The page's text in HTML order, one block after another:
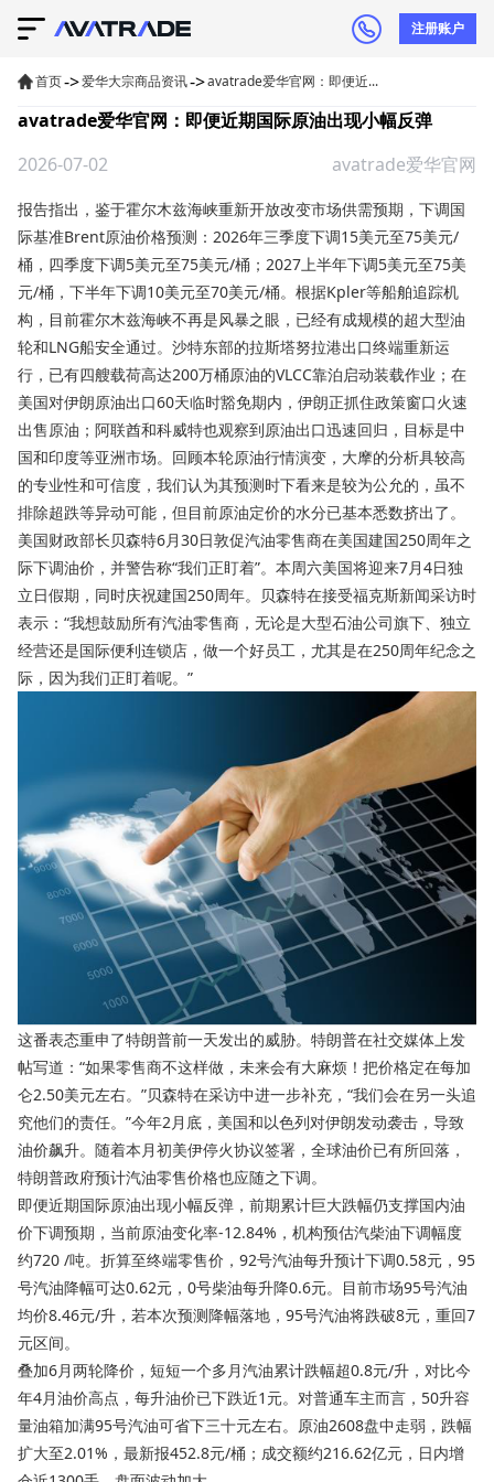
注册账户
首页->爱华大宗商品资讯->avatrade爱华官网：即便近...
avatrade爱华官网：即便近期国际原油出现小幅反弹
2026-07-02
avatrade爱华官网
报告指出，鉴于霍尔木兹海峡重新开放改变市场供需预期，下调国
际基准Brent原油价格预测：2026年三季度下调15美元至75美元/
桶，四季度下调5美元至75美元/桶；2027上半年下调5美元至75美
元/桶，下半年下调10美元至70美元/桶。根据Kpler等船舶追踪机
构，目前霍尔木兹海峡不再是风暴之眼，已经有成规模的超大型油
轮和LNG船安全通过。沙特东部的拉斯塔努拉港出口终端重新运
行，已有四艘载荷高达200万桶原油的VLCC靠泊启动装载作业；在
美国对伊朗原油出口60天临时豁免期内，伊朗正抓住政策窗口火速
出售原油；阿联酋和科威特也观察到原油出口迅速回归，目标是中
国和印度等亚洲市场。回顾本轮原油行情演变，大摩的分析具较高
的专业性和可信度，我们认为其预测时下看来是较为公允的，虽不
排除超跌等异动可能，但目前原油定价的水分已基本悉数挤出了。
美国财政部长贝森特6月30日敦促汽油零售商在美国建国250周年之
际下调油价，并警告称“我们正盯着”。本周六美国将迎来7月4日独
立日假期，同时庆祝建国250周年。贝森特在接受福克斯新闻采访时
表示：“我想鼓励所有汽油零售商，无论是大型石油公司旗下、独立
经营还是国际便利连锁店，做一个好员工，尤其是在250周年纪念之
际，因为我们正盯着呢。”
这番表态重申了特朗普前一天发出的威胁。特朗普在社交媒体上发
帖写道：“如果零售商不这样做，未来会有大麻烦！把价格定在每加
仑2.50美元左右。”贝森特在采访中进一步补充，“我们会在另一头追
究他们的责任。”今年2月底，美国和以色列对伊朗发动袭击，导致
油价飙升。随着本月初美伊停火协议签署，全球油价已有所回落，
特朗普政府预计汽油零售价格也应随之下调。
即便近期国际原油出现小幅反弹，前期累计巨大跌幅仍支撑国内油
价下调预期，当前原油变化率-12.84%，机构预估汽柴油下调幅度
约720 /吨。折算至终端零售价，92号汽油每升预计下调0.58元，95
号汽油降幅可达0.62元，0号柴油每升降0.6元。目前市场95号汽油
均价8.46元/升，若本次预测降幅落地，95号汽油将跌破8元，重回7
元区间。
叠加6月两轮降价，短短一个多月汽油累计跌幅超0.8元/升，对比今
年4月油价高点，每升油价已下跌近1元。对普通车主而言，50升容
量油箱加满95号汽油可省下三十元左右。原油2608盘中走弱，跌幅
扩大至2.01%，最新报452.8元/桶；成交额约216.62亿元，日内增